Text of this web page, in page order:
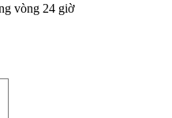
vòng 24 giờ